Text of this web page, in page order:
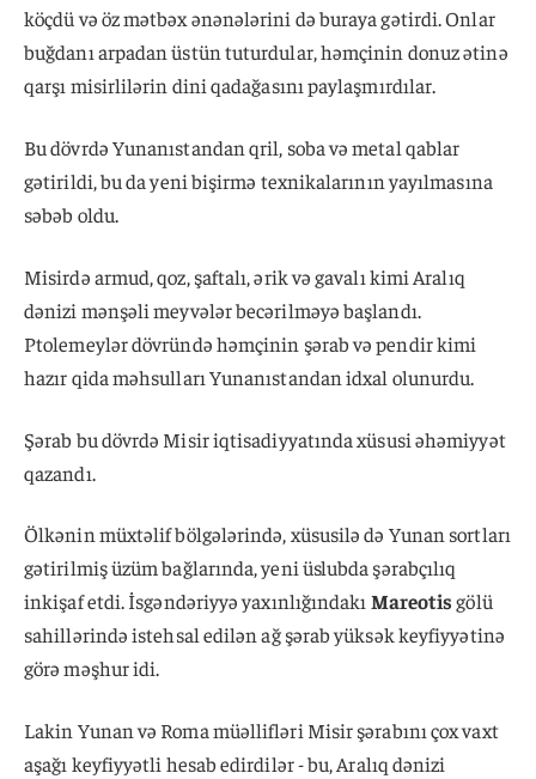
köçdü və öz mətbəx ənənələrini də buraya gətirdi. Onlar
buğdanı arpadan üstün tuturdular, həmçinin donuz ətinə
qarşı misirlilərin dini qadağasını paylaşmırdılar.
Bu dövrdə Yunanıstandan qril, soba və metal qablar
gətirildi, bu da yeni bişirmə texnikalarının yayılmasına
səbəb oldu.
Misirdə armud, qoz, şaftalı, ərik və gavalı kimi Aralıq
dənizi mənşəli meyvələr becərilməyə başlandı.
Ptolemeylər dövründə həmçinin şərab və pendir kimi
hazır qida məhsulları Yunanıstandan idxal olunurdu.
Şərab bu dövrdə Misir iqtisadiyyatında xüsusi əhəmiyyət
qazandı.
Ölkənin müxtəlif bölgələrində, xüsusilə də Yunan sortları
gətirilmiş üzüm bağlarında, yeni üslubda şərabçılıq
inkişaf etdi. İsgəndəriyyə yaxınlığındakı Mareotisgölü
sahillərində istehsal edilən ağ şərab yüksək keyfiyyətinə
görə məşhur idi.
Lakin Yunan və Roma müəllifləri Misir şərabını çox vaxt
aşağı keyfiyyətli hesab edirdilər - bu, Aralıq dənizi